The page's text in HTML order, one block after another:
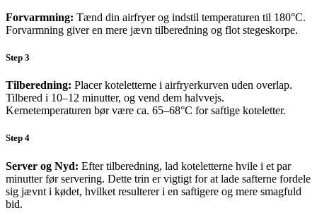
Forvarmning: Tænd din airfryer og indstil temperaturen til 180°C.
Forvarmning giver en mere jævn tilberedning og flot stegeskorpe.
Step 3
Tilberedning: Placer koteletterne i airfryerkurven uden overlap.
Tilbered i 10–12 minutter, og vend dem halvvejs.
Kernetemperaturen bør være ca. 65–68°C for saftige koteletter.
Step 4
Server og Nyd: Efter tilberedning, lad koteletterne hvile i et par
minutter før servering. Dette trin er vigtigt for at lade safterne fordele
sig jævnt i kødet, hvilket resulterer i en saftigere og mere smagfuld
bid.